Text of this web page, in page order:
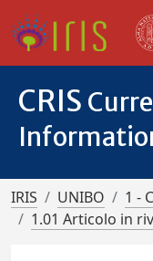
CRIS
IRIS UNIBO
1 -
1.01 Articolo in